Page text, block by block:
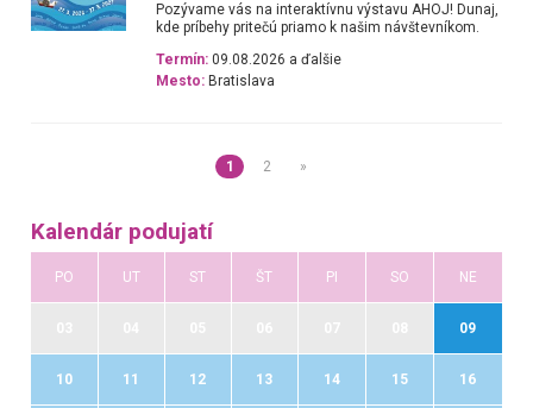
Pozývame vás na interaktívnu výstavu AHOJ! Dunaj,
kde príbehy pritečú priamo k našim návštevníkom.
Termín: 09.08.2026 a ďalšie
Mesto: Bratislava
1 2 »
Kalendár podujatí
PO UT ST ŠT PI SO NE
09
10 11 12 13 14 15 16